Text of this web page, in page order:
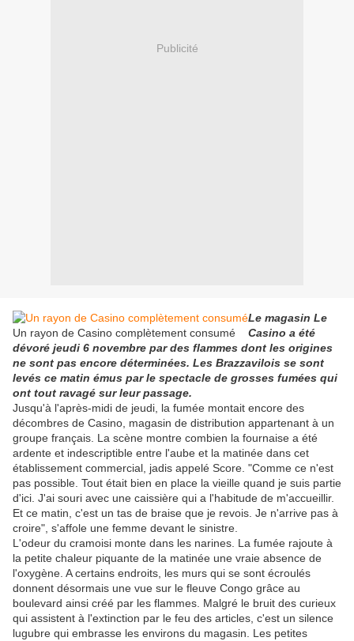
Publicité
Un rayon de Casino complètement consumé
Le magasin Le
Casino a été
dévoré jeudi 6 novembre par des flammes dont les origines
ne sont pas encore déterminées. Les Brazzavilois se sont
levés ce matin émus par le spectacle de grosses fumées qui
ont tout ravagé sur leur passage.
Jusqu'à l'après-midi de jeudi, la fumée montait encore des
décombres de Casino, magasin de distribution appartenant à un
groupe français. La scène montre combien la fournaise a été
ardente et indescriptible entre l'aube et la matinée dans cet
établissement commercial, jadis appelé Score. "Comme ce n'est
pas possible. Tout était bien en place la vieille quand je suis partie
d'ici. J'ai souri avec une caissière qui a l'habitude de m'accueillir.
Et ce matin, c'est un tas de braise que je revois. Je n'arrive pas à
croire", s'affole une femme devant le sinistre.
L'odeur du cramoisi monte dans les narines. La fumée rajoute à
la petite chaleur piquante de la matinée une vraie absence de
l'oxygène. A certains endroits, les murs qui se sont écroulés
donnent désormais une vue sur le fleuve Congo grâce au
boulevard ainsi créé par les flammes. Malgré le bruit des curieux
qui assistent à l'extinction par le feu des articles, c'est un silence
lugubre qui embrasse les environs du magasin. Les petites